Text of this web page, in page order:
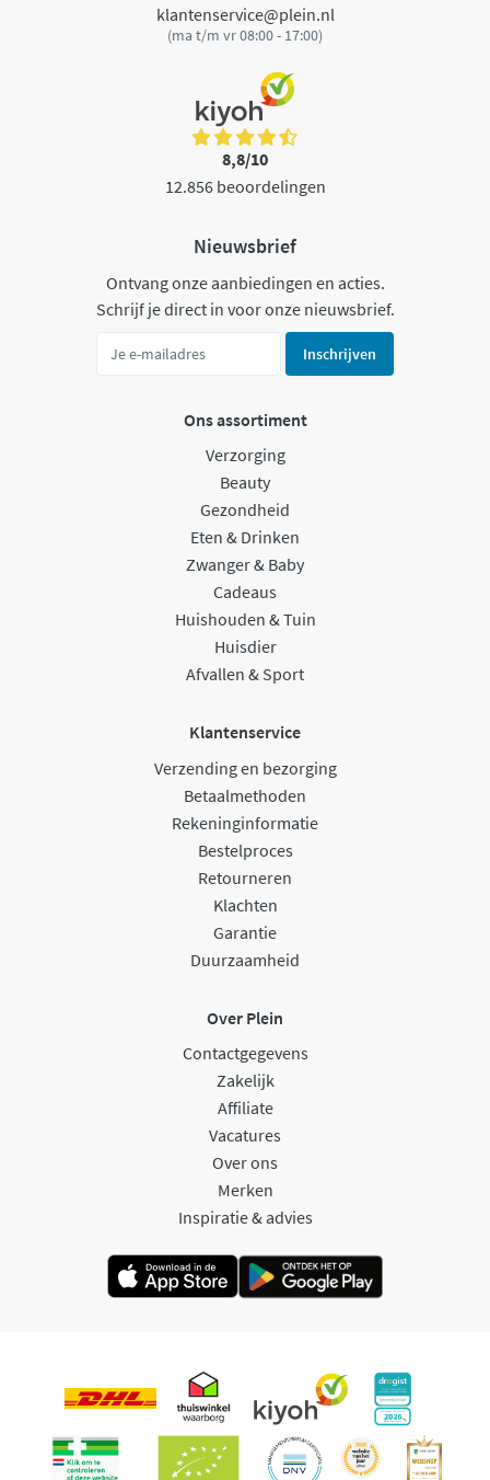
klantenservice@plein.nl
(ma t/m vr 08:00 - 17:00)
8,8/10
12.856 beoordelingen
Nieuwsbrief
Ontvang onze aanbiedingen en acties.
Schrijf je direct in voor onze nieuwsbrief.
Inschrijven
Ons assortiment
Verzorging
Beauty
Gezondheid
Eten & Drinken
Zwanger & Baby
Cadeaus
Huishouden & Tuin
Huisdier
Afvallen & Sport
Klantenservice
Verzending en bezorging
Betaalmethoden
Rekeninginformatie
Bestelproces
Retourneren
Klachten
Garantie
Duurzaamheid
Over Plein
Contactgegevens
Zakelijk
Affiliate
Vacatures
Over ons
Merken
Inspiratie & advies